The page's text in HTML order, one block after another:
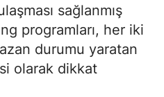
sağlanmış
programları, her iki
durumu yaratan
olarak dikkat